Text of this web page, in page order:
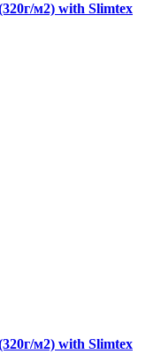
м2) with Slimtex
м2) with Slimtex